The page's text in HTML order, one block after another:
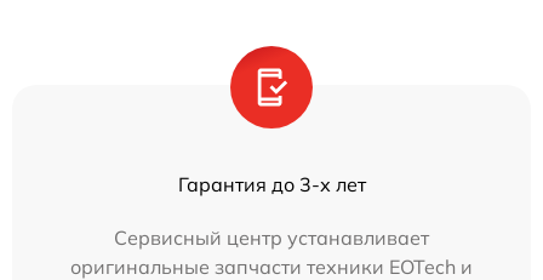
Гарантия до 3-х лет
Сервисный центр устанавливает
оригинальные запчасти техники EOTech и